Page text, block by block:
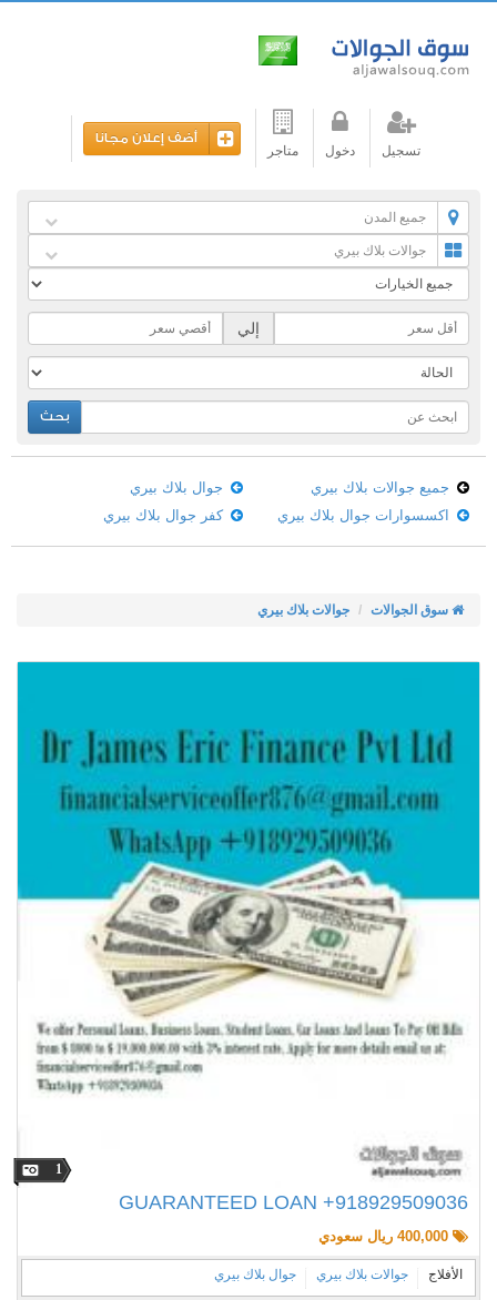
تسجيل دخول متاجر
أضف إعلان مجانا
جميع المدن
جوالات بلاك بيري
إلي
بحث
جميع جوالات بلاك بيري
جوال بلاك بيري
اكسسوارات جوال بلاك بيري
كفر جوال بلاك بيري
سوق الجوالات جوالات بلاك بيري
1
GUARANTEED LOAN +918929509036
الأفلاج جوالات بلاك بيري جوال بلاك بيري